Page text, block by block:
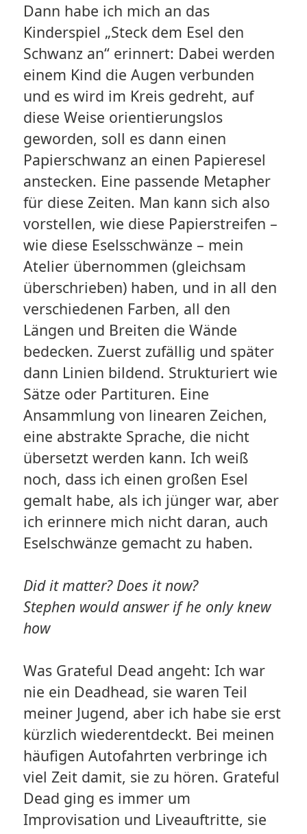
Dann habe ich mich an das
Kinderspiel „Steck dem Esel den
Schwanz an“ erinnert: Dabei werden
einem Kind die Augen verbunden
und es wird im Kreis gedreht, auf
diese Weise orientierungslos
geworden, soll es dann einen
Papierschwanz an einen Papieresel
anstecken. Eine passende Metapher
für diese Zeiten. Man kann sich also
vorstellen, wie diese Papierstreifen –
wie diese Eselsschwänze – mein
Atelier übernommen (gleichsam
überschrieben) haben, und in all den
verschiedenen Farben, all den
Längen und Breiten die Wände
bedecken. Zuerst zufällig und später
dann Linien bildend. Strukturiert wie
Sätze oder Partituren. Eine
Ansammlung von linearen Zeichen,
eine abstrakte Sprache, die nicht
übersetzt werden kann. Ich weiß
noch, dass ich einen großen Esel
gemalt habe, als ich jünger war, aber
ich erinnere mich nicht daran, auch
Eselschwänze gemacht zu haben.
Did it matter? Does it now?
Stephen would answer if he only knew
how
Was Grateful Dead angeht: Ich war
nie ein Deadhead, sie waren Teil
meiner Jugend, aber ich habe sie erst
kürzlich wiederentdeckt. Bei meinen
häufigen Autofahrten verbringe ich
viel Zeit damit, sie zu hören. Grateful
Dead ging es immer um
Improvisation und Liveauftritte, sie